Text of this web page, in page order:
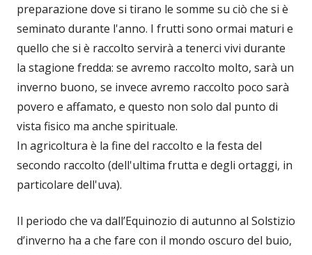
preparazione dove si tirano le somme su ciò che si è
seminato durante l'anno. I frutti sono ormai maturi e
quello che si è raccolto servirà a tenerci vivi durante
la stagione fredda: se avremo raccolto molto, sarà un
inverno buono, se invece avremo raccolto poco sarà
povero e affamato, e questo non solo dal punto di
vista fisico ma anche spirituale.
In agricoltura è la fine del raccolto e la festa del
secondo raccolto (dell'ultima frutta e degli ortaggi, in
particolare dell'uva).
Il periodo che va dall’Equinozio di autunno al Solstizio
d’inverno ha a che fare con il mondo oscuro del buio,